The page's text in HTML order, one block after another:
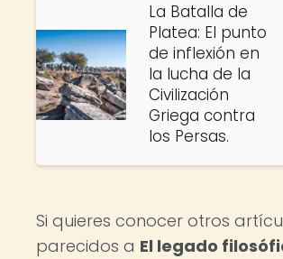
La Batalla de
Platea: El punto
de inflexión en
la lucha de la
Civilización
Griega contra
los Persas.
Si quieres conocer otros
parecidos a El legado